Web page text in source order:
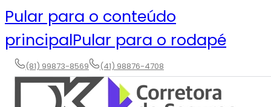
Pular para o conteúdo
principalPular para o rodapé
(81) 99873-8569 (41) 98876-4708